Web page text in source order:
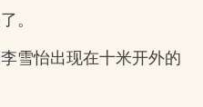
。
雪怡出现在十米开外的